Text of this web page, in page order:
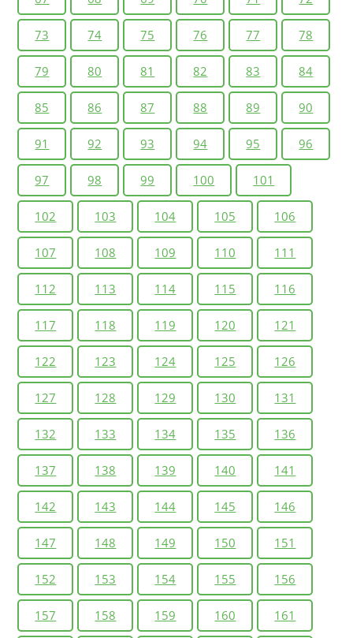
73 74 75 76 77 78
79 80 81 82 83 84
85 86 87 88 89 90
91 92 93 94 95 96
97 98 99 100 101
102 103 104 105 106
107 108 109 110 111
112 113 114 115 116
117 118 119 120 121
122 123 124 125 126
127 128 129 130 131
132 133 134 135 136
137 138 139 140 141
142 143 144 145 146
147 148 149 150 151
152 153 154 155 156
157 158 159 160 161